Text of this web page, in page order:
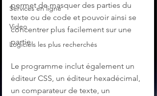
Services en ligne
Video
Logiciels les plus recherchés
permet de masquer des parties du
texte ou de code et pouvoir ainsi se
concentrer plus facilement sur une
partie.
Le programme inclut également un
éditeur CSS, un éditeur hexadécimal,
un comparateur de texte, un